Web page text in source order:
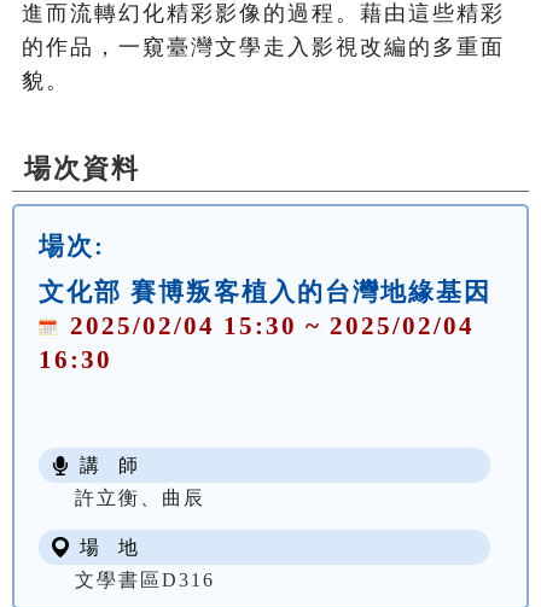
進而流轉幻化精彩影像的過程。藉由這些精彩
的作品，一窺臺灣文學走入影視改編的多重面
貌。
場次資料
場次:
文化部 賽博叛客植入的台灣地緣基因
2025/02/04 15:30 ~ 2025/02/04
16:30
講 師
許立衡、曲辰
場 地
文學書區D316